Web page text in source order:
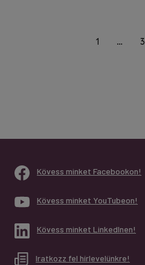
Previous1 … 3
Kövess minket Facebookon!
Kövess minket YouTubeon!
Kövess minket LinkedInen!
Iratkozz fel hírlevelünkre!